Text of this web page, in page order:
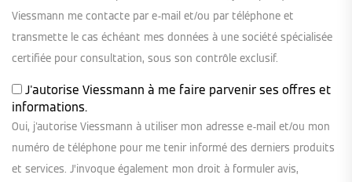
Viessmann me contacte par e-mail et/ou par téléphone et
transmette le cas échéant mes données à une société spécialisée
certifiée pour consultation, sous son contrôle exclusif.
J'autorise Viessmann à me faire parvenir ses offres et
informations.
Oui, j'autorise Viessmann à utiliser mon adresse e-mail et/ou mon
numéro de téléphone pour me tenir informé des derniers produits
et services. J’invoque également mon droit à formuler avis,